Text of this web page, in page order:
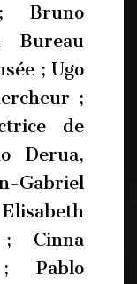
; Bruno
Bureau
; Ugo
;
de
Derua,
; Cinna
; Pablo